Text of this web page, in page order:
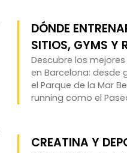
DÓNDE
SITIOS, GYMS Y
Descubre los
en Barcelona: desde
el Parque de la Mar
running como el
CREATINA Y